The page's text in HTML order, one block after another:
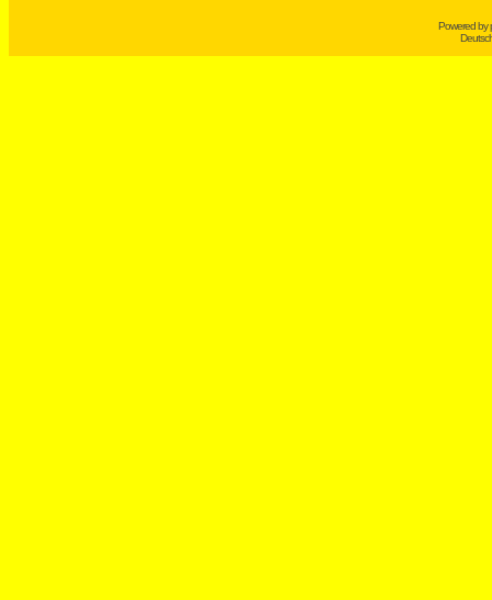
Powered by